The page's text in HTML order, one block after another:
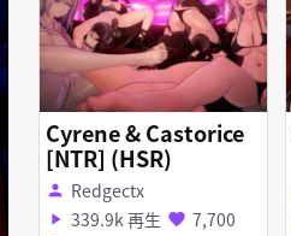
Cyrene & Castorice
[NTR] (HSR)
person Redgectx
play_arrow 339.9k 再生 favorite 7,700